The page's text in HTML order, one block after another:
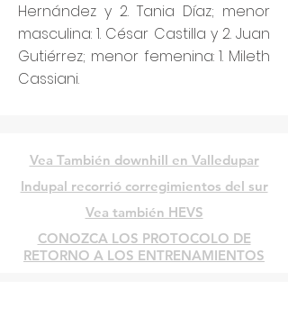
Hernández y 2. Tania Díaz; menor
masculina: 1. César Castilla y 2. Juan
Gutiérrez; menor femenina: 1. Mileth
Cassiani.
Vea También downhill en Valledupar
Indupal recorrió corregimientos del sur
Vea también HEVS
CONOZCA LOS PROTOCOLO DE
RETORNO A LOS ENTRENAMIENTOS